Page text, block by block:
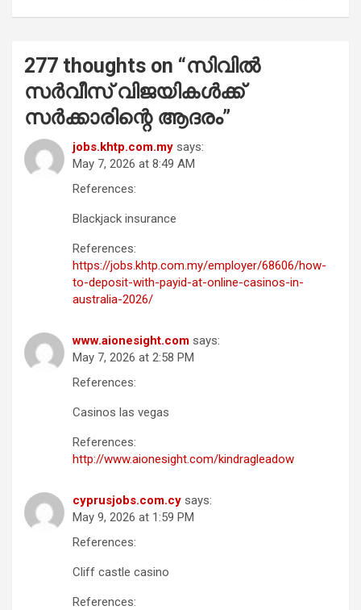
277 thoughts on “സിവിൽ
സർവീസ് വിജയികൾക്ക്
സർക്കാരിന്റെ ആദരം”
jobs.khtp.com.my says:
May 7, 2026 at 8:49 AM
References:
Blackjack insurance
References:
https://jobs.khtp.com.my/employer/68606/how-
to-deposit-with-payid-at-online-casinos-in-
australia-2026/
www.aionesight.com says:
May 7, 2026 at 2:58 PM
References:
Casinos las vegas
References:
http://www.aionesight.com/kindragleadow
cyprusjobs.com.cy says:
May 9, 2026 at 1:59 PM
References:
Cliff castle casino
References: